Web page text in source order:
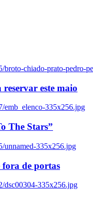
chiado-prato-pedro-
este maio
emb_elenco-335x256.jpg
The Stars”
unnamed-335x256.jpg
fora de portas
dsc00304-335x256.jpg